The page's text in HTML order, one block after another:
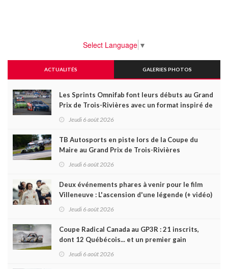
Select Language ▼
ACTUALITÉS GALERIES PHOTOS
Les Sprints Omnifab font leurs débuts au Grand
Prix de Trois-Rivières avec un format inspiré de
Jeudi 6 août 2026
TB Autosports en piste lors de la Coupe du
Maire au Grand Prix de Trois-Rivières
Jeudi 6 août 2026
Deux événements phares à venir pour le film
Villeneuve : L'ascension d'une légende (+ vidéo)
Jeudi 6 août 2026
Coupe Radical Canada au GP3R : 21 inscrits,
dont 12 Québécois... et un premier gain
Jeudi 6 août 2026